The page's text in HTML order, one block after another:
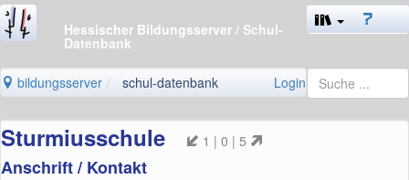
Hessischer Bildungsserver / Schul-
Datenbank
bildungsserver schul-datenbank Login
Sturmiusschule 1 | 0 | 5
Anschrift / Kontakt